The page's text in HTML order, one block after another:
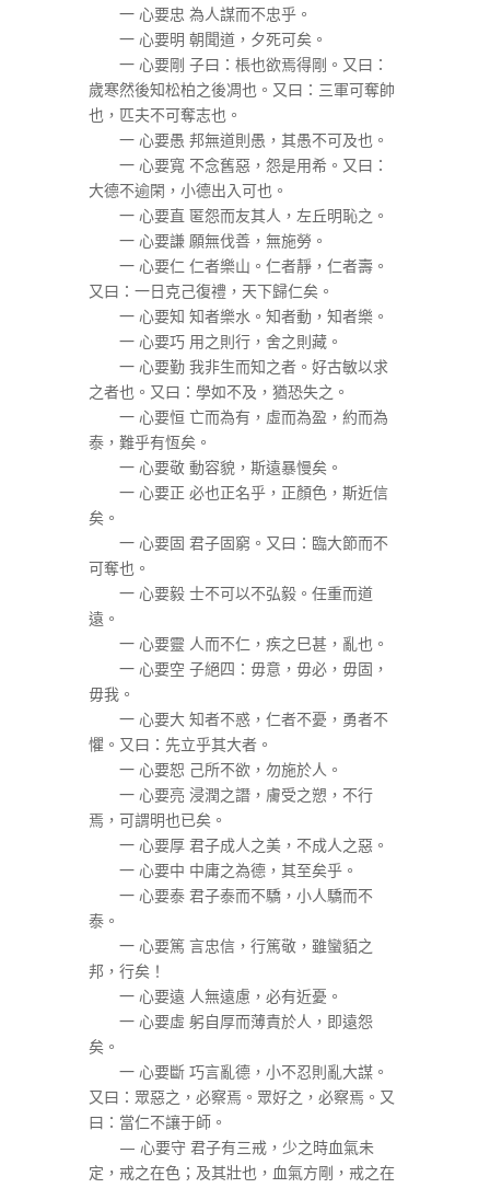
一 心要忠 為人謀而不忠乎。
一 心要明 朝聞道，夕死可矣。
一 心要剛 子曰：棖也欲焉得剛。又曰：
歲寒然後知松柏之後凋也。又曰：三軍可奪帥
也，匹夫不可奪志也。
一 心要愚 邦無道則愚，其愚不可及也。
一 心要寬 不念舊惡，怨是用希。又曰：
大德不逾閑，小德出入可也。
一 心要直 匿怨而友其人，左丘明恥之。
一 心要謙 願無伐善，無施勞。
一 心要仁 仁者樂山。仁者靜，仁者壽。
又曰：一日克己復禮，天下歸仁矣。
一 心要知 知者樂水。知者動，知者樂。
一 心要巧 用之則行，舍之則藏。
一 心要勤 我非生而知之者。好古敏以求
之者也。又曰：學如不及，猶恐失之。
一 心要恒 亡而為有，虛而為盈，約而為
泰，難乎有恆矣。
一 心要敬 動容貌，斯遠暴慢矣。
一 心要正 必也正名乎，正顏色，斯近信
矣。
一 心要固 君子固窮。又曰：臨大節而不
可奪也。
一 心要毅 士不可以不弘毅。任重而道
遠。
一 心要靈 人而不仁，疾之巳甚，亂也。
一 心要空 子絕四：毋意，毋必，毋固，
毋我。
一 心要大 知者不惑，仁者不憂，勇者不
懼。又曰：先立乎其大者。
一 心要恕 己所不欲，勿施於人。
一 心要亮 浸潤之譖，膚受之愬，不行
焉，可謂明也已矣。
一 心要厚 君子成人之美，不成人之惡。
一 心要中 中庸之為德，其至矣乎。
一 心要泰 君子泰而不驕，小人驕而不
泰。
一 心要篤 言忠信，行篤敬，雖蠻貊之
邦，行矣！
一 心要遠 人無遠慮，必有近憂。
一 心要虛 躬自厚而薄責於人，即遠怨
矣。
一 心要斷 巧言亂德，小不忍則亂大謀。
又曰：眾惡之，必察焉。眾好之，必察焉。又
曰：當仁不讓于師。
— 心要守 君子有三戒，少之時血氣未
定，戒之在色；及其壯也，血氣方剛，戒之在